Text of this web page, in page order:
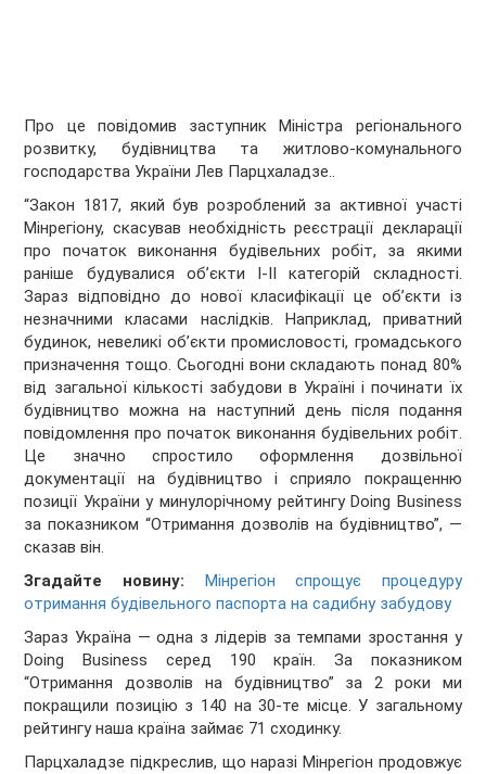
Про це повідомив заступник Міністра регіонального
розвитку, будівництва та житлово-комунального
господарства України Лев Парцхаладзе..
“Закон 1817, який був розроблений за активної участі
Мінрегіону, скасував необхідність реєстрації декларації
про початок виконання будівельних робіт, за якими
раніше будувалися об’єкти І-ІІ категорій складності.
Зараз відповідно до нової класифікації це об’єкти із
незначними класами наслідків. Наприклад, приватний
будинок, невеликі об’єкти промисловості, громадського
призначення тощо. Сьогодні вони складають понад 80%
від загальної кількості забудови в Україні і починати їх
будівництво можна на наступний день після подання
повідомлення про початок виконання будівельних робіт.
Це значно спростило оформлення дозвільної
документації на будівництво і сприяло покращенню
позиції України у минулорічному рейтингу Doing Business
за показником “Отримання дозволів на будівництво”, —
сказав він.
Згадайте новину:
Мінрегіон спрощує процедуру
отримання будівельного паспорта на садибну забудову
Зараз Україна — одна з лідерів за темпами зростання у
Doing Business серед 190 країн. За показником
“Отримання дозволів на будівництво” за 2 роки ми
покращили позицію з 140 на 30-те місце. У загальному
рейтингу наша країна займає 71 сходинку.
Парцхаладзе підкреслив, що наразі Мінрегіон продовжує